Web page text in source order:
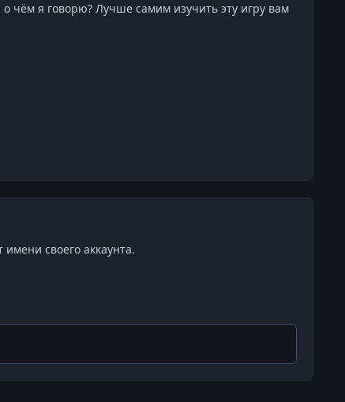
чём я говорю? Лучше самим изучить эту игру вам
своего аккаунта.